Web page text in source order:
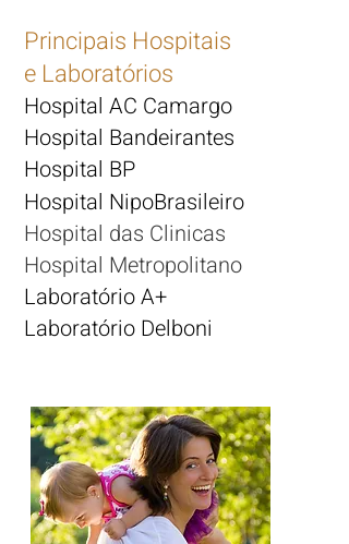
Principais Hospitais
e Laboratórios
Hospital AC Camargo
Hospital Bandeirantes
Hospital BP
Hospital NipoBrasileiro
Hospital das Clinicas
Hospital Metropolitano
Laboratório A+
Laboratório Delboni